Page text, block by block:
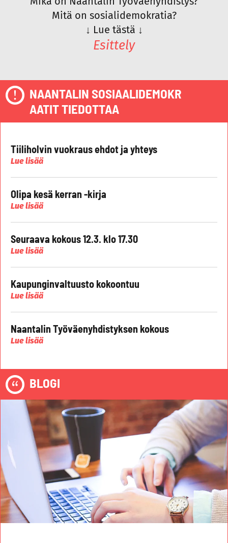
Mitä on sosialidemokratia?
↓ Lue tästä ↓
Esittely
NAANTALIN SOSIAALIDEMOKR
AATIT TIEDOTTAA
Tiiliholvin vuokraus ehdot ja yhteys
Lue lisää
Olipa kesä kerran -kirja
Lue lisää
Seuraava kokous 12.3. klo 17.30
Lue lisää
Kaupunginvaltuusto kokoontuu
Lue lisää
Naantalin Työväenyhdistyksen kokous
Lue lisää
BLOGI